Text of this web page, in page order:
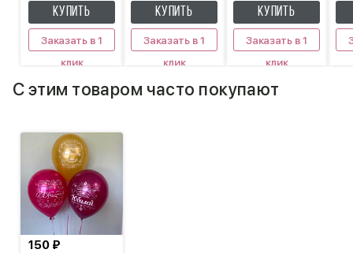
КУПИТЬ
Заказать в 1
клик
КУПИТЬ
Заказать в 1
клик
КУПИТЬ
Заказать в 1
клик
С этим товаром часто покупают
150 ₽